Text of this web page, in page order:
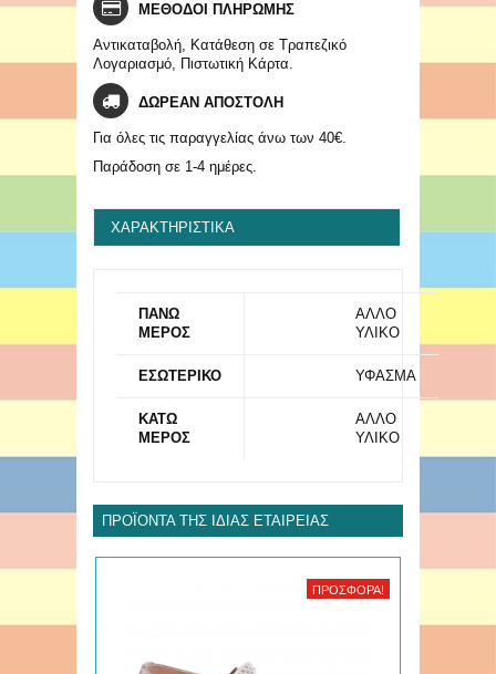
ΜΕΘΟΔΟΙ ΠΛΗΡΩΜΗΣ
Αντικαταβολή, Κατάθεση σε Τραπεζικό
Λογαριασμό, Πιστωτική Κάρτα.
ΔΩΡΕΑΝ ΑΠΟΣΤΟΛΗ
Για όλες τις παραγγελίας άνω των 40€.
Παράδοση σε 1-4 ημέρες.
ΧΑΡΑΚΤΗΡΙΣΤΙΚΆ
ΠΑΝΩ
ΜΕΡΟΣ
ΑΛΛΟ
ΥΛΙΚΟ
ΕΣΩΤΕΡΙΚΟ ΥΦΑΣΜΑ
ΚΑΤΩ
ΜΕΡΟΣ
ΑΛΛΟ
ΥΛΙΚΟ
ΠΡΟΪΌΝΤΑ ΤΗΣ ΊΔΙΑΣ ΕΤΑΙΡΕΊΑΣ
ΠΡΟΣΦΟΡΆ!